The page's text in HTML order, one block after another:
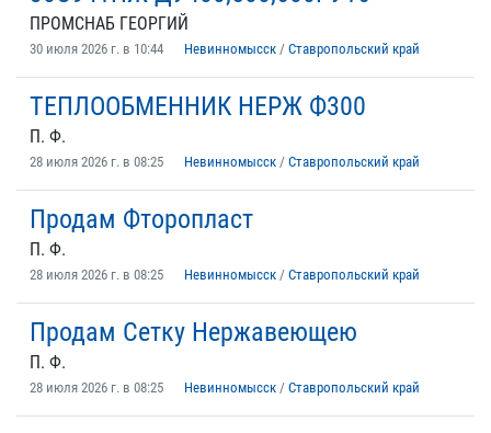
ПРОМСНАБ ГЕОРГИЙ
30 июля 2026 г. в 10:44 Невинномысск / Ставропольский край
ТЕПЛООБМЕННИК НЕРЖ Ф300
П. Ф.
28 июля 2026 г. в 08:25 Невинномысск / Ставропольский край
Продам Фторопласт
П. Ф.
28 июля 2026 г. в 08:25 Невинномысск / Ставропольский край
Продам Сетку Нержавеющею
П. Ф.
28 июля 2026 г. в 08:25 Невинномысск / Ставропольский край